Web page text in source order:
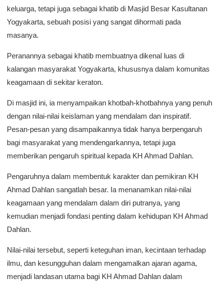
keluarga, tetapi juga sebagai khatib di Masjid Besar Kasultanan
Yogyakarta, sebuah posisi yang sangat dihormati pada
masanya.
Peranannya sebagai khatib membuatnya dikenal luas di
kalangan masyarakat Yogyakarta, khususnya dalam komunitas
keagamaan di sekitar keraton.
Di masjid ini, ia menyampaikan khotbah-khotbahnya yang penuh
dengan nilai-nilai keislaman yang mendalam dan inspiratif.
Pesan-pesan yang disampaikannya tidak hanya berpengaruh
bagi masyarakat yang mendengarkannya, tetapi juga
memberikan pengaruh spiritual kepada KH Ahmad Dahlan.
Pengaruhnya dalam membentuk karakter dan pemikiran KH
Ahmad Dahlan sangatlah besar. Ia menanamkan nilai-nilai
keagamaan yang mendalam dalam diri putranya, yang
kemudian menjadi fondasi penting dalam kehidupan KH Ahmad
Dahlan.
Nilai-nilai tersebut, seperti keteguhan iman, kecintaan terhadap
ilmu, dan kesungguhan dalam mengamalkan ajaran agama,
menjadi landasan utama bagi KH Ahmad Dahlan dalam